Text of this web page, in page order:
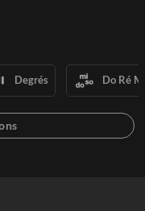
Degrés Do Ré